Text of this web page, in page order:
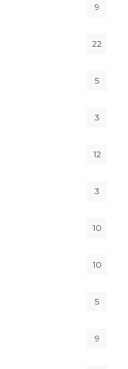
9
22
5
3
12
3
10
10
5
9